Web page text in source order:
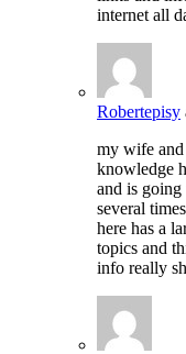
internet all
Robertepisy
my wife
knowledge
and is going
several
here has a
topics and
info really